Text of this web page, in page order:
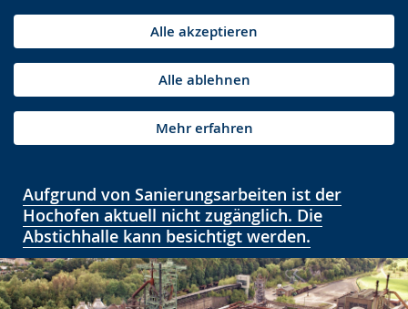
Alle akzeptieren
Alle ablehnen
Mehr erfahren
Aufgrund von Sanierungsarbeiten ist der
Hochofen aktuell nicht zugänglich. Die
Abstichhalle kann besichtigt werden.